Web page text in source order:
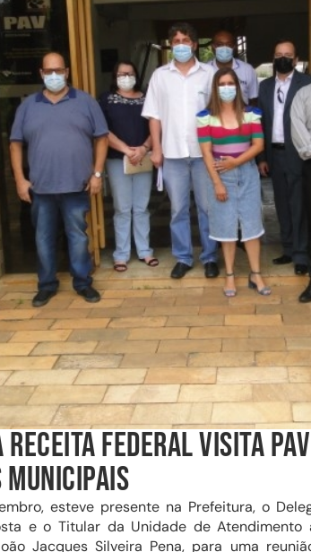
RECEITA FEDERAL VISITA
MUNICIPAIS
esteve presente na Prefeitura, o
e o Titular da Unidade de
Jacques Silveira Pena, para uma